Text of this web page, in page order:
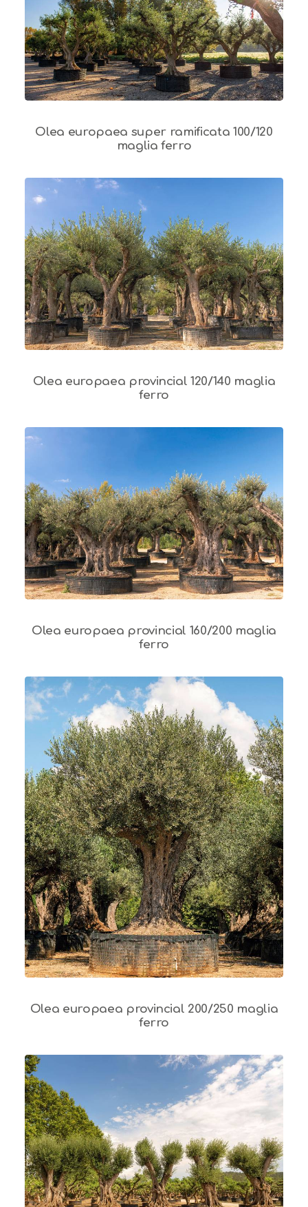
Olea europaea super ramificata 100/120
maglia ferro
Olea europaea provincial 120/140 maglia
ferro
Olea europaea provincial 160/200 maglia
ferro
Olea europaea provincial 200/250 maglia
ferro